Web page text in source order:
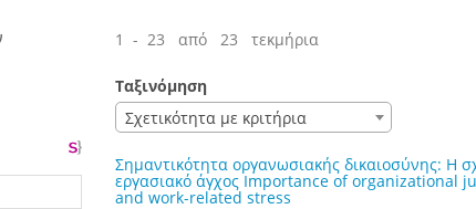
1 - 23 από 23 τεκμήρια
Ταξινόμηση
Σχετικότητα με κριτήρια
Σημαντικότητα οργανωσιακής δικαιοσύνης: Η
εργασιακό άγχος Importance of
and work-related stress